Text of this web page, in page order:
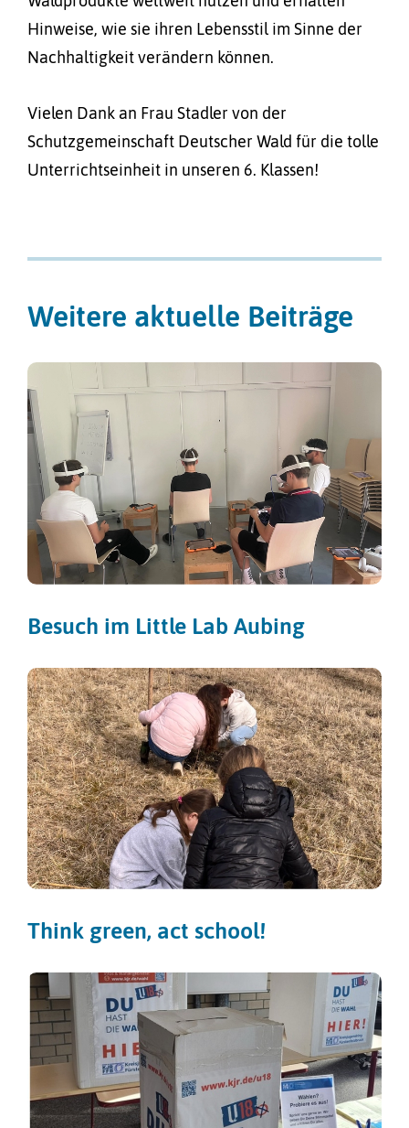
Hinweise, wie sie ihren Lebensstil im Sinne der
Nachhaltigkeit verändern können.
Vielen Dank an Frau Stadler von der
Schutzgemeinschaft Deutscher Wald für die tolle
Unterrichtseinheit in unseren 6. Klassen!
Weitere aktuelle Beiträge
Besuch im Little Lab Aubing
Think green, act school!